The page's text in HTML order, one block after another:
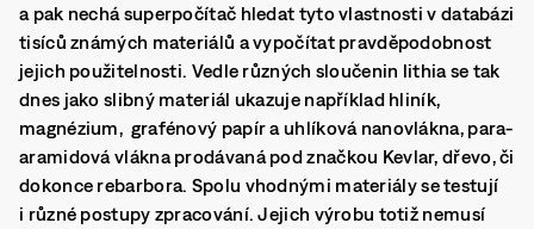
a pak nechá superpočítač hledat tyto vlastnosti v databázi
tisíců známých materiálů a vypočítat pravděpodobnost
jejich použitelnosti. Vedle různých sloučenin lithia se tak
dnes jako slibný materiál ukazuje například hliník,
magnézium, grafénový papír a uhlíková nanovlákna, para-
aramidová vlákna prodávaná pod značkou Kevlar, dřevo, či
dokonce rebarbora. Spolu vhodnými materiály se testují
i různé postupy zpracování. Jejich výrobu totiž nemusí